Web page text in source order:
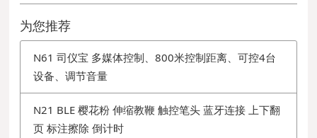
为您推荐
N61 司仪宝 多媒体控制、800米控制距离、可控4台
设备、调节音量
N21 BLE 樱花粉 伸缩教鞭 触控笔头 蓝牙连接 上下翻
页 标注擦除 倒计时